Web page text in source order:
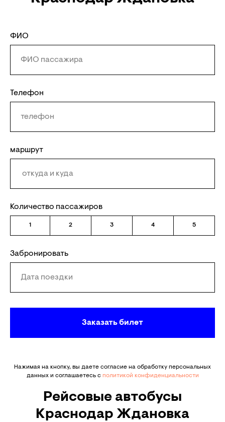
ФИО
Телефон
маршрут
Количество пассажиров
1 2 3 4 5
Забронировать
Заказать билет
Нажимая на кнопку, вы даете согласие на обработку персональных
данных и соглашаетесь c политикой конфиденциальности
Рейсовые автобусы
Краснодар Ждановка